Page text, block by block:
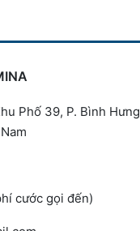
Phố 39, P. Bình Hưng
cước gọi đến)